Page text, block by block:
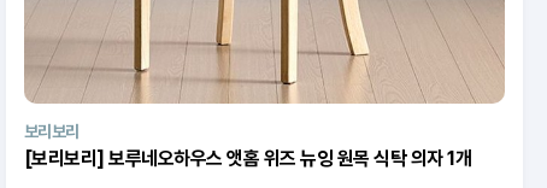
보리보리
[보리보리] 보루네오하우스 앳홈 위즈 뉴잉 원목 식탁 의자 1개